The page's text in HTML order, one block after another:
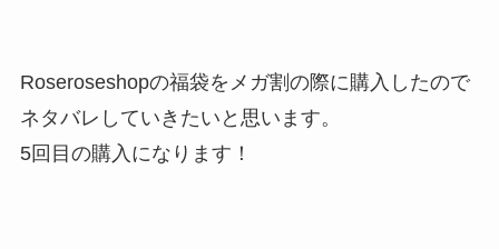
Roseroseshopの福袋をメガ割の際に購入したので
ネタバレしていきたいと思います。
5回目の購入になります！